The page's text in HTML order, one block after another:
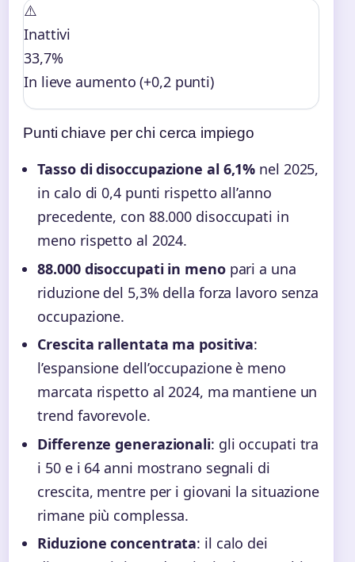
⚠️
Inattivi
33,7%
In lieve aumento (+0,2 punti)
Punti chiave per chi cerca impiego
Tasso di disoccupazione al 6,1% nel 2025,
in calo di 0,4 punti rispetto all’anno
precedente, con 88.000 disoccupati in
meno rispetto al 2024.
88.000 disoccupati in menopari a una
riduzione del 5,3% della forza lavoro senza
occupazione.
Crescita rallentata ma positiva:
l’espansione dell’occupazione è meno
marcata rispetto al 2024, ma mantiene un
trend favorevole.
Differenze generazionali: gli occupati tra
i 50 e i 64 anni mostrano segnali di
crescita, mentre per i giovani la situazione
rimane più complessa.
Riduzione concentrata: il calo dei